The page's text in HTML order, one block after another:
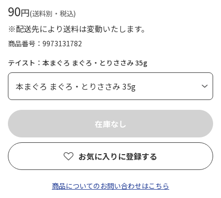
90円(送料別・税込)
※配送先により送料は変動いたします。
商品番号
9973131782
テイスト：本まぐろ まぐろ・とりささみ 35g
お気に入りに登録する
商品についてのお問い合わせはこちら